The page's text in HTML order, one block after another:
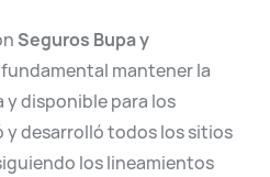
Seguros Bupa y
mantener la
disponible para los
y desarrolló todos los sitios
los lineamientos